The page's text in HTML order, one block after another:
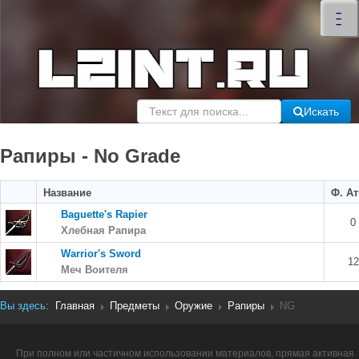
–
–
–
×
Искать
Рапиры - No Grade
Название
Ф.
Baguette's Rapier
Хлебная Рапира
0
Warrior's Sword
Меч Воителя
12
Вы здесь: Главная Предметы Оружие Рапиры NG
При полном или частичном использовании материалов, прямая активная